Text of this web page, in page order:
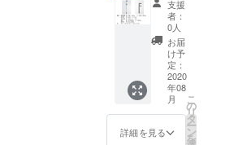
ござい
ました
ら、ご
指定く
ださ
い。 カ
ラーに
よりお
届が遅
くなる
チ1組
定価
30,000
円予定
（非課
税）＋
送料 ●
サイズ
（2種）
L M ●カ
ラー（3
支援
者：
0人
お届
け予
定：
2020
年08
月
詳細を見る
こ
の
リ
タ
ー
ン
を